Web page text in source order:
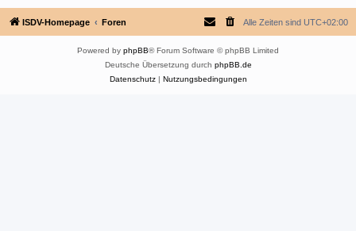
ISDV-Homepage Foren Alle Zeiten sind UTC+02:00
Powered by phpBB® Forum Software © phpBB Limited
Deutsche Übersetzung durch phpBB.de
Datenschutz| Nutzungsbedingungen